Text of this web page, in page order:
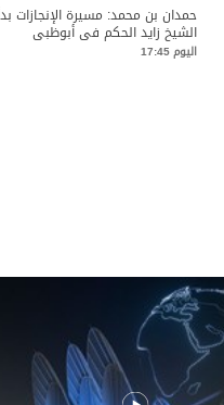
حمدان بن محمد: مسيرة الإنجازات
الشيخ زايد الحكم في أبوظبي
اليوم 17:45